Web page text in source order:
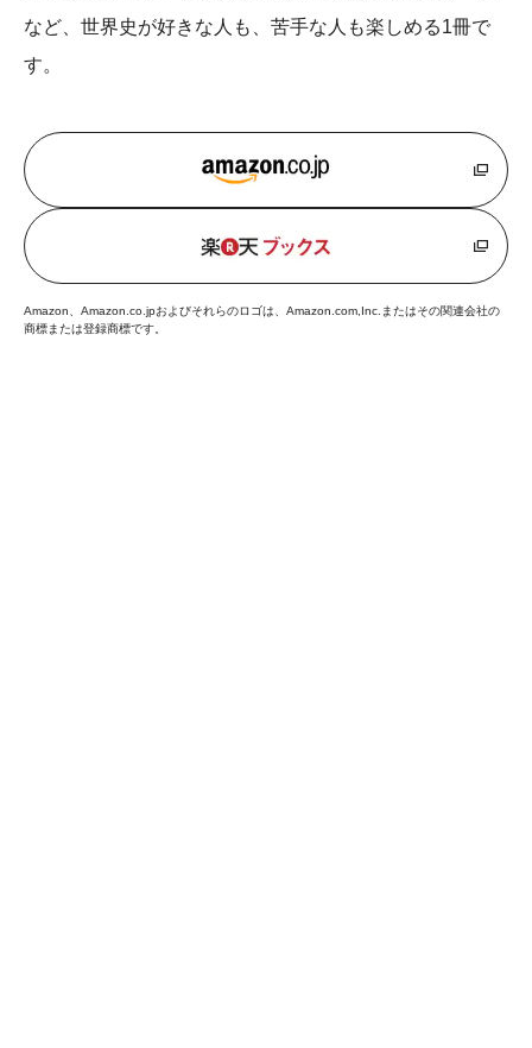
など、世界史が好きな人も、苦手な人も楽しめる1冊で
す。
Amazon、Amazon.co.jpおよびそれらのロゴは、Amazon.com,Inc.またはその関連会社の
商標または登録商標です。